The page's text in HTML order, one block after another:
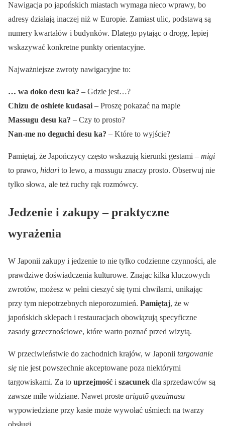
Nawigacja po japońskich miastach wymaga nieco wprawy, bo
adresy działają inaczej niż w Europie. Zamiast ulic, podstawą są
numery kwartałów i budynków. Dlatego pytając o drogę, lepiej
wskazywać konkretne punkty orientacyjne.
Najważniejsze zwroty nawigacyjne to:
… wa doko desu ka? – Gdzie jest…?
Chizu de oshiete kudasai – Proszę pokazać na mapie
Massugu desu ka? – Czy to prosto?
Nan-me no deguchi desu ka? – Które to wyjście?
Pamiętaj, że Japończycy często wskazują kierunki gestami – migi
to prawo, hidari to lewo, a massugu znaczy prosto. Obserwuj nie
tylko słowa, ale też ruchy rąk rozmówcy.
Jedzenie i zakupy – praktyczne
wyrażenia
W Japonii zakupy i jedzenie to nie tylko codzienne czynności, ale
prawdziwe doświadczenia kulturowe. Znając kilka kluczowych
zwrotów, możesz w pełni cieszyć się tymi chwilami, unikając
przy tym niepotrzebnych nieporozumień. Pamiętaj, że w
japońskich sklepach i restauracjach obowiązują specyficzne
zasady grzecznościowe, które warto poznać przed wizytą.
W przeciwieństwie do zachodnich krajów, w Japonii targowanie
się nie jest powszechnie akceptowane poza niektórymi
targowiskami. Za to uprzejmość i szacunek dla sprzedawców są
zawsze mile widziane. Nawet proste arigatō gozaimasu
wypowiedziane przy kasie może wywołać uśmiech na twarzy
obsługi.